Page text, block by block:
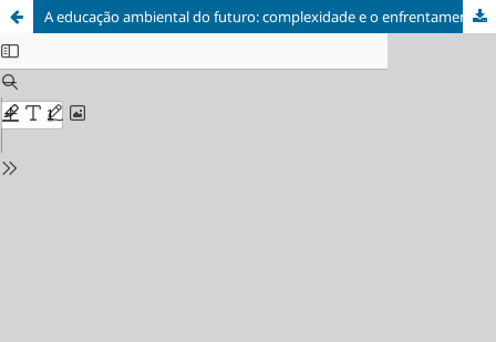
A educação ambiental do futuro: complexidade e o enfrentamento das incertezas.